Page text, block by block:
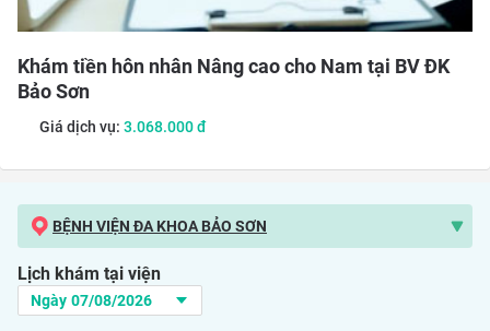
Khám tiền hôn nhân Nâng cao cho Nam tại BV ĐK
Bảo Sơn
Giá dịch vụ: 3.068.000đ
BỆNH VIỆN ĐA KHOA BẢO SƠN
Lịch khám tại viện